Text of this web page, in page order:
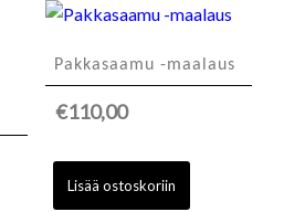
Pakkasaamu -maalaus
€110,00
Lisää ostoskoriin